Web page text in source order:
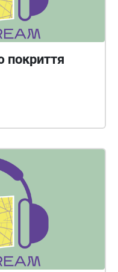
покриття